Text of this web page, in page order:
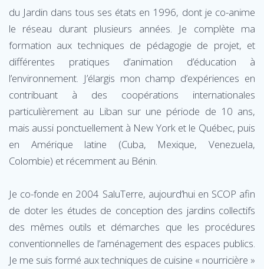
du Jardin dans tous ses états en 1996, dont je co-anime
le réseau durant plusieurs années. Je complète ma
formation aux techniques de pédagogie de projet, et
différentes pratiques d’animation d’éducation à
l’environnement. J’élargis mon champ d’expériences en
contribuant à des coopérations internationales
particulièrement au Liban sur une période de 10 ans,
mais aussi ponctuellement à New York et le Québec, puis
en Amérique latine (Cuba, Mexique, Venezuela,
Colombie) et récemment au Bénin.
Je co-fonde en 2004 SaluTerre, aujourd’hui en SCOP afin
de doter les études de conception des jardins collectifs
des mêmes outils et démarches que les procédures
conventionnelles de l’aménagement des espaces publics.
Je me suis formé aux techniques de cuisine « nourricière »